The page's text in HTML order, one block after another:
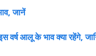
जानें
आलू के भाव क्या रहेंगे,